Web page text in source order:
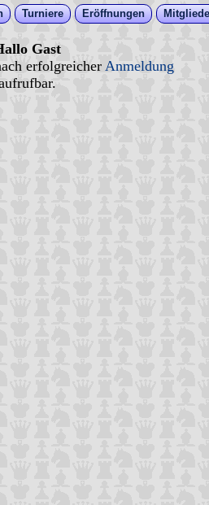
Turniere Eröffnungen
Gast
erfolgreicher Anmeldung